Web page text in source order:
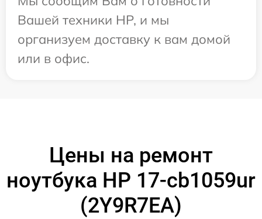
Вашей техники HP, и мы
организуем доставку к вам домой
или в офис.
Цены на ремонт
ноутбука HP 17-cb1059ur
(2Y9R7EA)